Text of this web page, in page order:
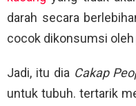
darah secara
cocok dikonsumsi
Jadi, itu dia Cakap
untuk tubuh. tertarik